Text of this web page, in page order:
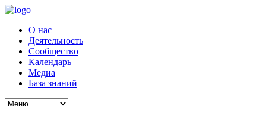
О нас
Деятельность
Сообщество
Календарь
Медиа
База знаний